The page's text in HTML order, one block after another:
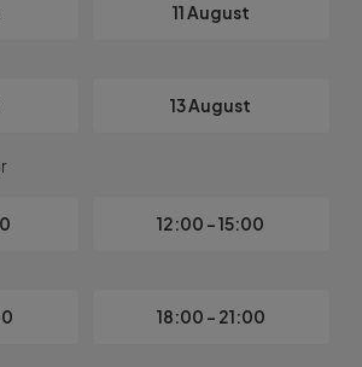
11 August
13 August
12:00 - 15:00
18:00 - 21:00